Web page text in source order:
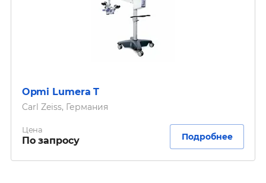
Opmi Lumera T
Carl Zeiss, Германия
Цена
По запросу Подробнее